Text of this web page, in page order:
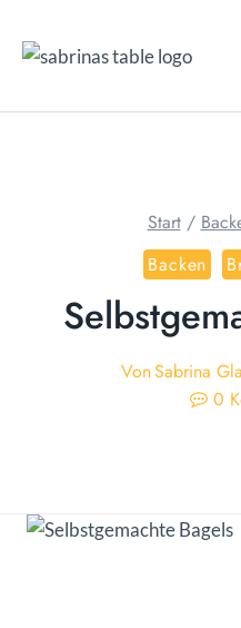
Inhalt
Start /
Backen
VonSabrina
0